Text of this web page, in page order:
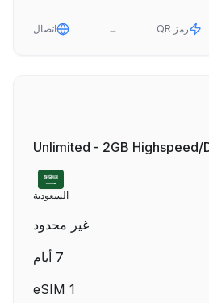
رمز QR → اتصال
السعودية
غير محدود
7 أيام
1